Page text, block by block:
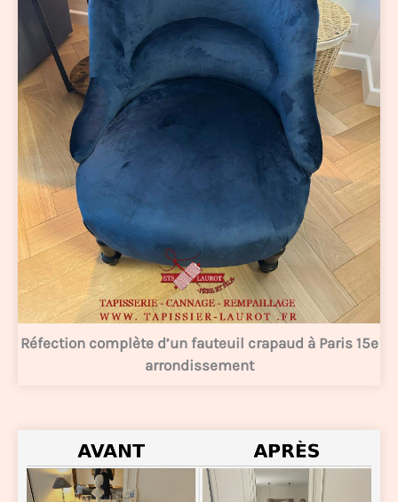
Réfection complète d’un fauteuil crapaud à Paris 15e
arrondissement